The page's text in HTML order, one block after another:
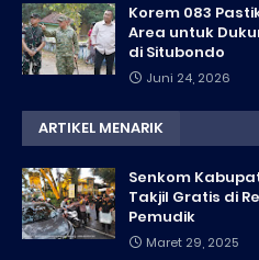
Korem 083
Area untuk
di Situbondo
Juni 24, 2026
ARTIKEL MENARIK
Senkom
Takjil Gratis di
Pemudik
Maret 29, 2025